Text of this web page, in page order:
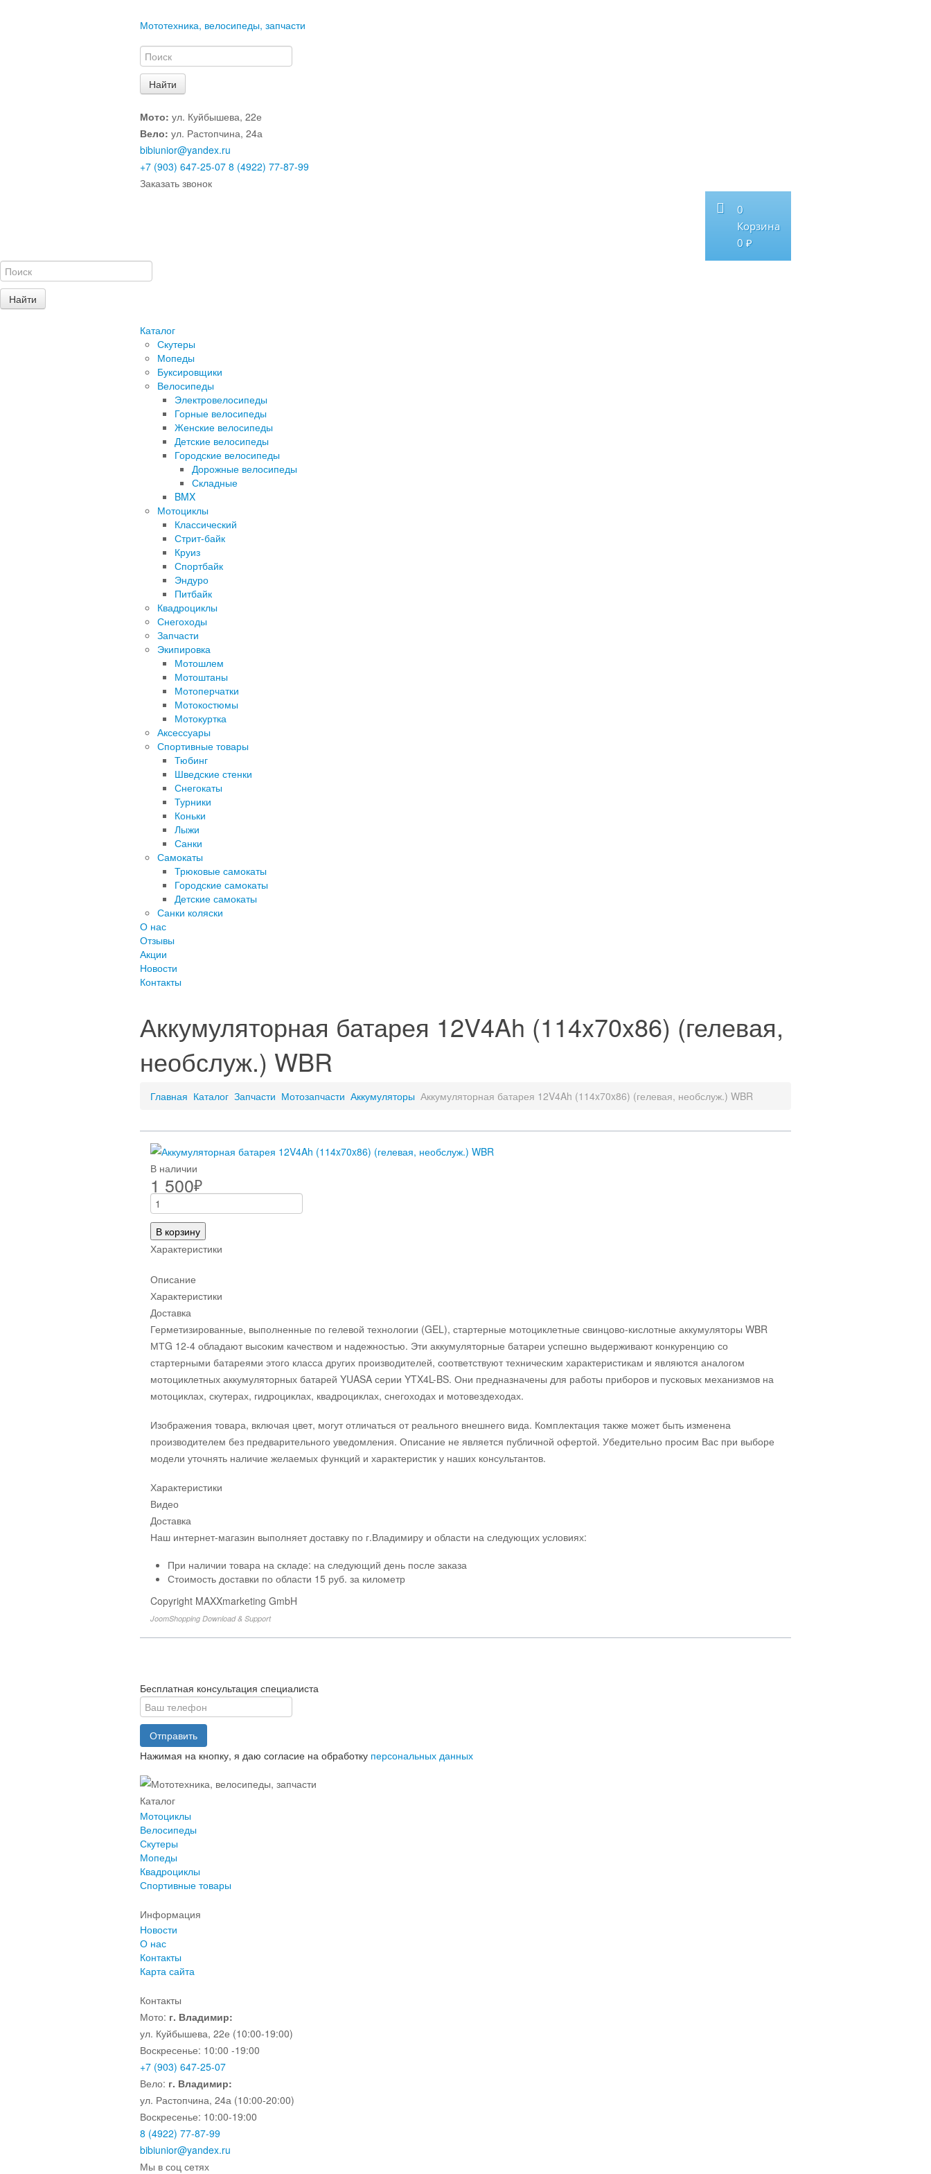
Мототехника, велосипеды, запчасти
Мото: ул. Куйбышева, 22е
Вело: ул. Растопчина, 24а
bibiunior@yandex.ru
+7 (903) 647-25-07 8 (4922) 77-87-99
Заказать звонок
0
Корзина
0 ₽
Каталог
Скутеры
Мопеды
Буксировщики
Велосипеды
Электровелосипеды
Горные велосипеды
Женские велосипеды
Детские велосипеды
Городские велосипеды
Дорожные велосипеды
Складные
BMX
Мотоциклы
Классический
Стрит-байк
Круиз
Спортбайк
Эндуро
Питбайк
Квадроциклы
Снегоходы
Запчасти
Экипировка
Мотошлем
Мотоштаны
Мотоперчатки
Мотокостюмы
Мотокуртка
Аксессуары
Спортивные товары
Тюбинг
Шведские стенки
Снегокаты
Турники
Коньки
Лыжи
Санки
Самокаты
Трюковые самокаты
Городские самокаты
Детские самокаты
Санки коляски
О нас
Отзывы
Акции
Новости
Контакты
Аккумуляторная батарея 12V4Ah (114x70x86) (гелевая,
необслуж.) WBR
Главная Каталог Запчасти Мотозапчасти Аккумуляторы Аккумуляторная батарея 12V4Ah (114x70x86) (гелевая, необслуж.) WBR
В наличии
1 500₽
В корзину
Характеристики
Описание
Характеристики
Доставка
Герметизированные, выполненные по гелевой технологии (GEL), стартерные мотоциклетные свинцово-кислотные аккумуляторы WBR
МТG 12-4 обладают высоким качеством и надежностью. Эти аккумуляторные батареи успешно выдерживают конкуренцию со
стартерными батареями этого класса других производителей, соответствуют техническим характеристикам и являются аналогом
мотоциклетных аккумуляторных батарей YUASA серии YTX4L-BS. Они предназначены для работы приборов и пусковых механизмов на
мотоциклах, скутерах, гидроциклах, квадроциклах, снегоходах и мотовездеходах.
Изображения товара, включая цвет, могут отличаться от реального внешнего вида. Комплектация также может быть изменена
производителем без предварительного уведомления. Описание не является публичной офертой. Убедительно просим Вас при выборе
модели уточнять наличие желаемых функций и характеристик у наших консультантов.
Характеристики
Видео
Доставка
Наш интернет-магазин выполняет доставку по г.Владимиру и области на следующих условиях:
При наличии товара на складе: на следующий день после заказа
Стоимость доставки по области 15 руб. за километр
Copyright MAXXmarketing GmbH
JoomShopping Download & Support
Бесплатная консультация специалиста
Отправить
Нажимая на кнопку, я даю согласие на обработку персональных данных
Каталог
Мотоциклы
Велосипеды
Скутеры
Мопеды
Квадроциклы
Спортивные товары
Информация
Новости
О нас
Контакты
Карта сайта
Контакты
Мото: г. Владимир:
ул. Куйбышева, 22е (10:00-19:00)
Воскресенье: 10:00 -19:00
+7 (903) 647-25-07
Вело: г. Владимир:
ул. Растопчина, 24а (10:00-20:00)
Воскресенье: 10:00-19:00
8 (4922) 77-87-99
bibiunior@yandex.ru
Мы в соц сетях